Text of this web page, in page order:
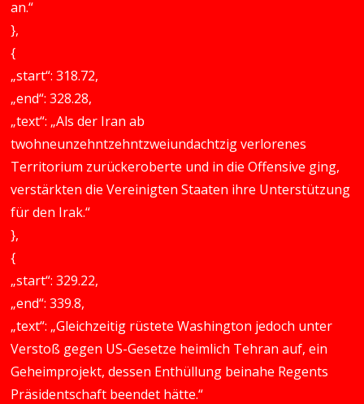
an.“
},
{
„start“: 318.72,
„end“: 328.28,
„text“: „Als der Iran ab
twohneunzehntzehntzweiundachtzig verlorenes
Territorium zurückeroberte und in die Offensive ging,
verstärkten die Vereinigten Staaten ihre Unterstützung
für den Irak.“
},
{
„start“: 329.22,
„end“: 339.8,
„text“: „Gleichzeitig rüstete Washington jedoch unter
Verstoß gegen US-Gesetze heimlich Tehran auf, ein
Geheimprojekt, dessen Enthüllung beinahe Regents
Präsidentschaft beendet hätte.“